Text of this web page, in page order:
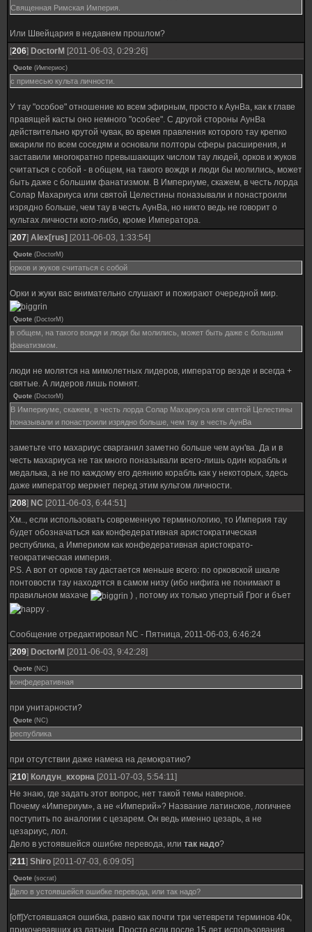
Священная Римская Империя.
Или Швейцария в недавнем прошлом?
[206] DoctorM [2011-06-03, 0:29:26]
Quote (Империос)
с примесью культа личности.
У тау "особое" отношение ко всем эфирным, просто к АунВа, как к главе
правящей касты оно немного "особее". С другой стороны АунВа
действительно крутой чувак, во время правления которого тау крепко
вжарили по всем соседям и основали полторы сферы расширения, и
заставили многократно превышающих числом тау людей, орков и жуков
считаться с собой - в общем, на такого вождя и люди бы молились, может
быть даже с большим фанатизмом. В Империуме, скажем, в честь лорда
Солар Махариуса или святой Целестины поназывали и понастроили
изрядно больше, чем тау в честь АунВа, но никто ведь не говорит о
культах личности кого-либо, кроме Императора.
[207] Alex[rus] [2011-06-03, 1:33:54]
Quote (DoctorM )
орков и жуков считаться с собой
Орки и жуки вас внимательно слушают и пожирают очередной мир.
Quote (DoctorM )
в общем, на такого вождя и люди бы молились, может быть даже с большим
фанатизмом.
люди не молятся на мимолетных лидеров, император везде и всегда +
святые. А лидеров лишь помнят.
Quote (DoctorM )
В Империуме, скажем, в честь лорда Солар Махариуса или святой Целестины
поназывали и понастроили изрядно больше, чем тау в честь АунВа
заметьте что махариус сварганил заметно больше чем аун'ва. Да и в
честь махариуса не так много поназывали всего-лишь один корабль и
медалька, а не по каждому его деянию корабль как у некоторых, здесь
даже император меркнет перед этим культом личности.
[208] NC [2011-06-03, 6:44:51]
Хм.., если использовать современную терминологию, то Империя тау
будет обозначаться как конфедеративная аристократическая
республика, а Империюм как конфедеративная аристократо-
теократическая империя.
P.S. А вот от орков тау дастается меньше всего: по орковской шкале
понтовости тау находятся в самом низу (ибо нифига не понимают в
правильном махаче
) , потому их только упертый Грог и бъет
.
Сообщение отредактировал NC - Пятница, 2011-06-03, 6:46:24
[209] DoctorM [2011-06-03, 9:42:28]
Quote (NC)
конфедеративная
при унитарности?
Quote (NC)
республика
при отсутствии даже намека на демократию?
[210] Колдун_кхорна [2011-07-03, 5:54:11]
Не знаю, где задать этот вопрос, нет такой темы наверное.
Почему «Империум», а не «Империй»? Название латинское, логичнее
поступить по аналогии с цезарем. Он ведь именно цезарь, а не
цезариус, лол.
Дело в устоявшейся ошибке перевода, или так надо?
[211] Shiro [2011-07-03, 6:09:05]
Quote (socrat)
Дело в устоявшейся ошибке перевода, или так надо?
[off]Устоявшаяся ошибка, равно как почти три четеврети терминов 40к,
прикочевавших из латыни. Просто если после 15 лет использования